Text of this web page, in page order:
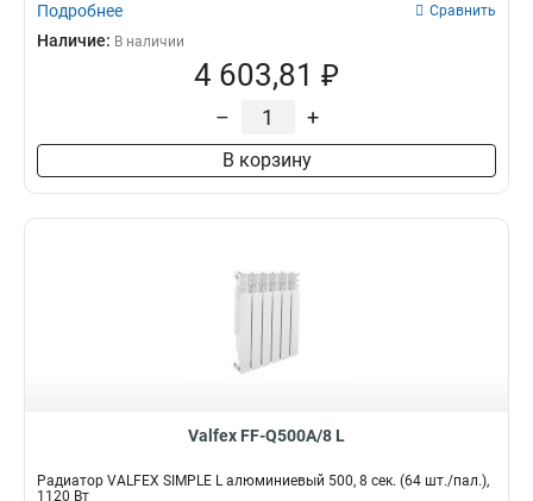
Подробнее Сравнить
Наличие: В наличии
4 603,81 ₽
– +
В корзину
Valfex FF-Q500A/8 L
Радиатор VALFEX SIMPLE L алюминиевый 500, 8 сек. (64 шт./пал.),
1120 Вт